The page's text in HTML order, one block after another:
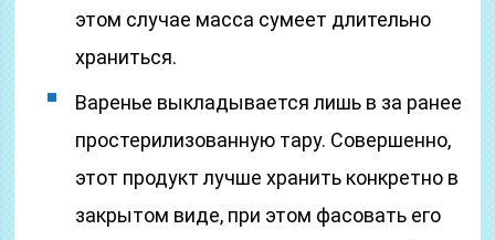
этом случае масса сумеет длительно
храниться.
Варенье выкладывается лишь в за ранее
простерилизованную тару. Совершенно,
этот продукт лучше хранить конкретно в
закрытом виде, при этом фасовать его